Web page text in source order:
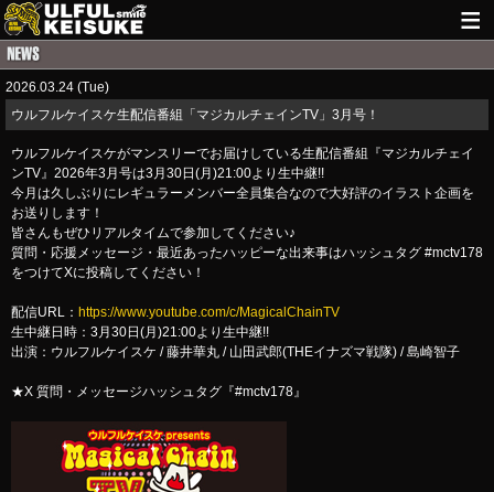
LIVE INFO
GUITAR WORKS
ITEM
2026.03.24 (Tue)
ウルフルケイスケ生配信番組「マジカルチェインTV」3月号！
ウルフルケイスケがマンスリーでお届けしている生配信番組『マジカルチェイ
ンTV』2026年3月号は3月30日(月)21:00より生中継!!
今月は久しぶりにレギュラーメンバー全員集合なので大好評のイラスト企画を
お送りします！
皆さんもぜひリアルタイムで参加してください♪
質問・応援メッセージ・最近あったハッピーな出来事はハッシュタグ #mctv178
をつけてXに投稿してください！
配信URL： https://www.youtube.com/c/MagicalChainTV
生中継日時：3月30日(月)21:00より生中継!!
出演：ウルフルケイスケ / 藤井華丸 / 山田武郎(THEイナズマ戦隊) / 島崎智子
★X 質問・メッセージハッシュタグ『#mctv178』